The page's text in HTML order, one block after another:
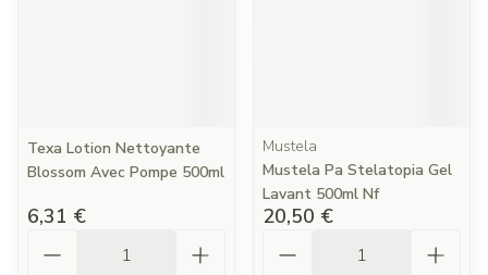
Texa Lotion Nettoyante
Blossom Avec Pompe 500ml
6,31 €
Mustela
Mustela Pa Stelatopia Gel
Lavant 500ml Nf
20,50 €